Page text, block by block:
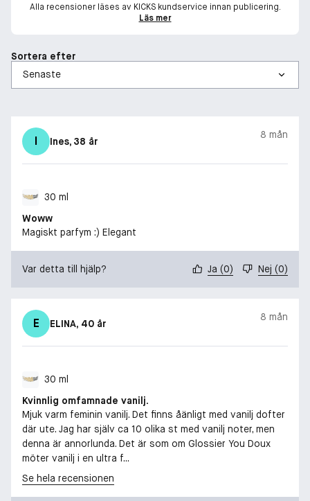
Alla recensioner läses av KICKS kundservice innan publicering.
Läs mer
Sortera efter
I Ines, 38 år
8 mån
30 ml
Woww
Magiskt parfym :) Elegant
Var detta till hjälp? Ja (0) Nej (0)
E ELINA, 40 år
8 mån
30 ml
Kvinnlig omfamnade vanilj.
Mjuk varm feminin vanilj. Det finns åänligt med vanilj dofter
där ute. Jag har själv ca 10 olika st med vanilj noter, men
denna är annorlunda. Det är som om Glossier You Doux
möter vanilj i en ultra f...
Se hela recensionen